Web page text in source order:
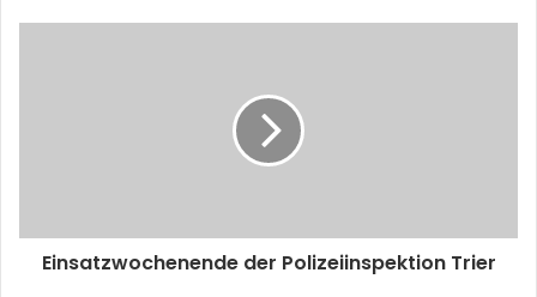
Einsatzwochenende der Polizeiinspektion Trier